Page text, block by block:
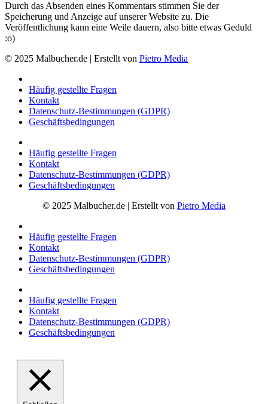
Durch das Absenden eines Kommentars stimmen Sie der
Speicherung und Anzeige auf unserer Website zu. Die
Veröffentlichung kann eine Weile dauern, also bitte etwas Geduld
:o)
© 2025 Malbucher.de | Erstellt von Pietro Media
Häufig gestellte Fragen
Kontakt
Datenschutz-Bestimmungen (GDPR)
Geschäftsbedingungen
Häufig gestellte Fragen
Kontakt
Datenschutz-Bestimmungen (GDPR)
Geschäftsbedingungen
© 2025 Malbucher.de | Erstellt von Pietro Media
Häufig gestellte Fragen
Kontakt
Datenschutz-Bestimmungen (GDPR)
Geschäftsbedingungen
Häufig gestellte Fragen
Kontakt
Datenschutz-Bestimmungen (GDPR)
Geschäftsbedingungen